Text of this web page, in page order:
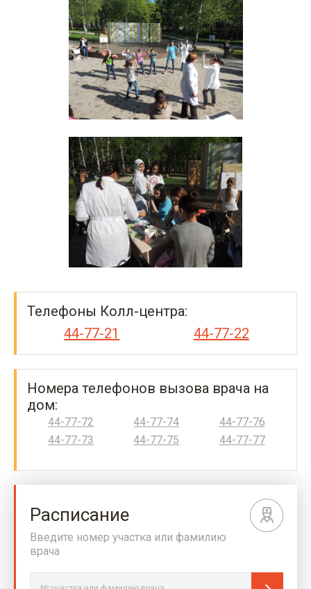
Телефоны Колл-центра:
44-77-21
44-77-22
Номера телефонов вызова врача на
дом:
44-77-72
44-77-73
44-77-74
44-77-75
44-77-76
44-77-77
Расписание
Введите номер участка или фамилию
врача